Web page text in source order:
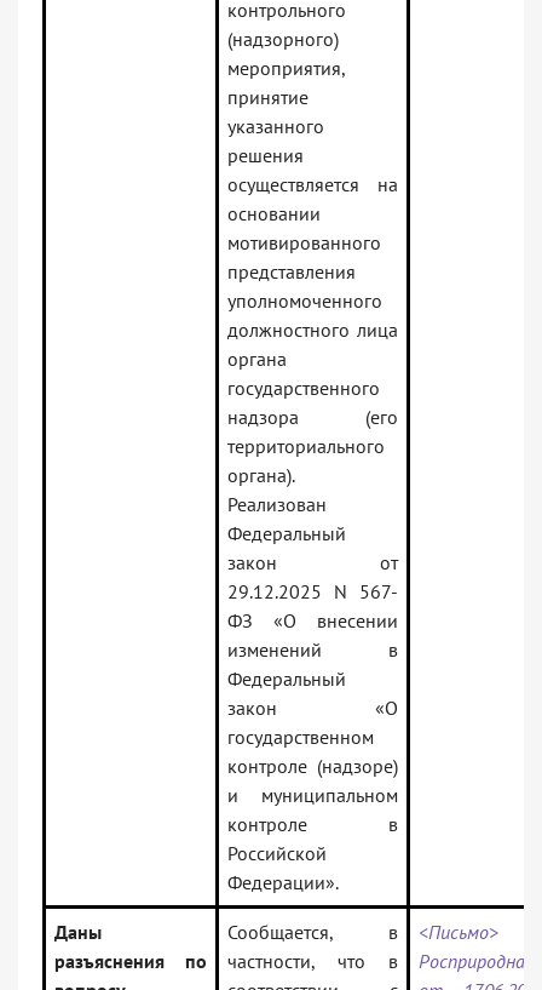
контрольного
(надзорного)
мероприятия,
принятие
указанного
решения
осуществляется на
основании
мотивированного
представления
уполномоченного
должностного лица
органа
государственного
надзора (его
территориального
органа).
Реализован
Федеральный
закон от
29.12.2025 N 567-
ФЗ «О внесении
изменений в
Федеральный
закон «О
государственном
контроле (надзоре)
и муниципальном
контроле в
Российской
Федерации».
Даны
разъяснения по
Сообщается, в
частности, что в
<Письмо>